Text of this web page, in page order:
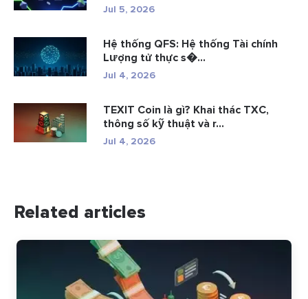
Jul 5, 2026
Hệ thống QFS: Hệ thống Tài chính
Lượng tử thực s�...
Jul 4, 2026
TEXIT Coin là gì? Khai thác TXC,
thông số kỹ thuật và r...
Jul 4, 2026
Related articles